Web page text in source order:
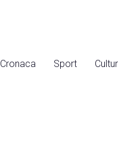
Cronaca Sport